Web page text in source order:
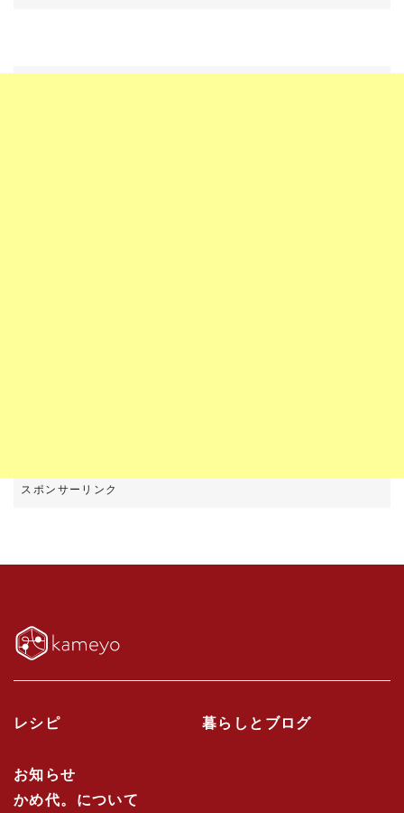
レシピ 暮らしとブログ
お知らせ
かめ代。について